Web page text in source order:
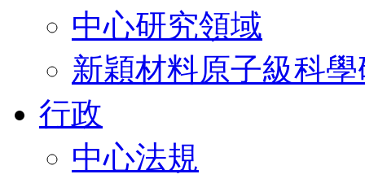
中心研究領域
新穎材料原子級科
行政
中心法規